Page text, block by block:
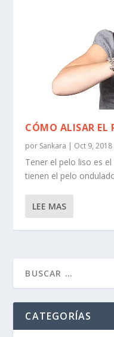
CÓMO ALISAR EL
por Sankara | Oct 9, 2018
Tener el pelo liso es
tienen el pelo
LEE MAS
CATEGORÍAS